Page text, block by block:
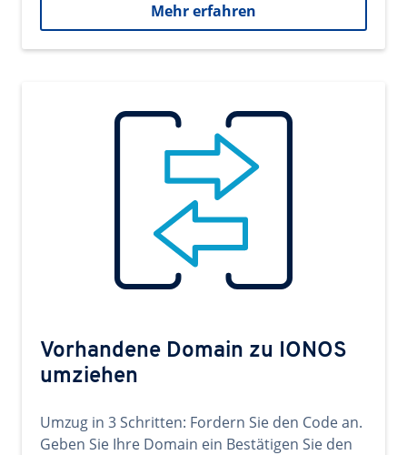
Mehr erfahren
Vorhandene Domain zu IONOS
umziehen
Umzug in 3 Schritten: Fordern Sie den Code an.
Geben Sie Ihre Domain ein Bestätigen Sie den